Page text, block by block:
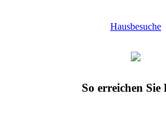
Hausbesuche
So erreichen Sie